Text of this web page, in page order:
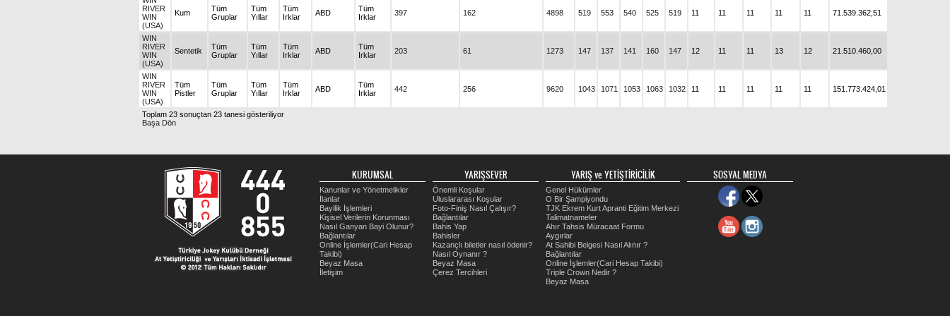
RIVER
WIN
(USA)
Kum
Tüm
Gruplar
Tüm
Yıllar
Tüm
Irklar
ABD
Tüm
Irklar
397 162 4898 519 553 540 525 519 11 11 11 11 11 71.539.362,51
WIN
RIVER
WIN
(USA)
Sentetik
Tüm
Gruplar
Tüm
Yıllar
Tüm
Irklar
ABD
Tüm
Irklar
203 61 1273 147 137 141 160 147 12 11 11 13 12 21.510.460,00
WIN
RIVER
WIN
(USA)
Tüm
Pistler
Tüm
Gruplar
Tüm
Yıllar
Tüm
Irklar
ABD
Tüm
Irklar
442 256 9620 1043 1071 1053 1063 1032 11 11 11 11 11 151.773.424,01
Toplam 23 sonuçtan 23 tanesi gösteriliyor
Başa Dön
KURUMSAL
Kanunlar ve Yönetmelikler
İlanlar
Bayilik İşlemleri
Kişisel Verilerin Korunması
Nasıl Ganyan Bayi Olunur?
Bağlantılar
Online İşlemler(Cari Hesap
Takibi)
Beyaz Masa
İletişim
YARIŞSEVER
Önemli Koşular
Uluslararası Koşular
Foto-Finiş Nasıl Çalışır?
Bağlantılar
Bahis Yap
Bahisler
Kazançlı biletler nasıl ödenir?
Nasıl Oynanır ?
Beyaz Masa
Çerez Tercihleri
YARIŞ ve YETİŞTİRİCİLİK
Genel Hükümler
O Bir Şampiyondu
TJK Ekrem Kurt Apranti Eğitim Merkezi
Talimatnameler
Ahır Tahsis Müracaat Formu
Aygırlar
At Sahibi Belgesi Nasıl Alınır ?
Bağlantılar
Online İşlemler(Cari Hesap Takibi)
Triple Crown Nedir ?
Beyaz Masa
SOSYAL MEDYA